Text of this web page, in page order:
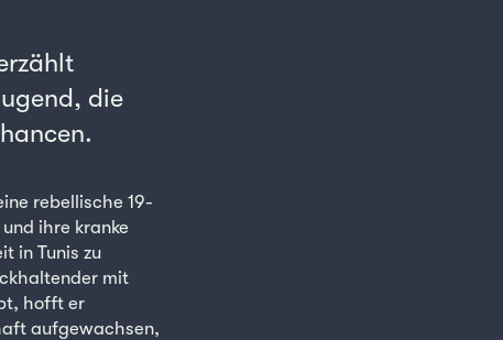
die
rebellische 19-
ihre kranke
in Tunis zu
mit
hofft er
aufgewachsen,